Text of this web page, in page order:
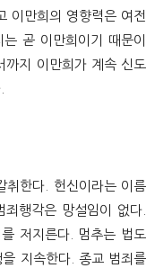
이만희의 영향력은 여전
곧 이만희이기 때문이
지 이만희가 계속 신도
취한다. 헌신이라는 이름
행각은 망설임이 없다.
저지른다. 멈추는 법도
지속한다. 종교 범죄를